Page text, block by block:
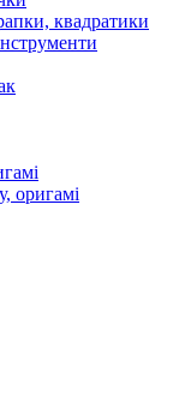
квадратики
оригамі